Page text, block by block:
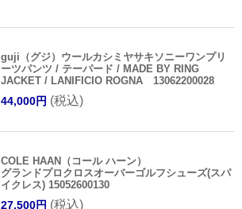
guji（グジ）ウールカシミヤサキソニーワンプリ
ーツパンツ / テーパード / MADE BY RING
JACKET / LANIFICIO ROGNA 13062200028
44,000円 (税込)
COLE HAAN（コール ハーン）
グランドプロクロスオーバーゴルフシューズ(スパ
イクレス) 15052600130
27,500円 (税込)